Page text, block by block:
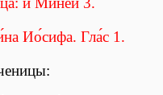
Ио́сифа. Гла́с 1.